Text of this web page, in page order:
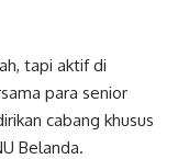
tapi aktif di
para senior
cabang khusus
Belanda.